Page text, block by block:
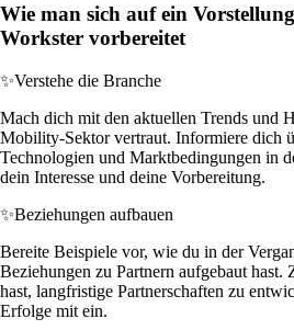
Wie man sich auf ein
Workster vorbereitet
✨Verstehe die Branche
Mach dich mit den aktuellen Trends und
Mobility-Sektor vertraut. Informiere dich
Technologien und Marktbedingungen in
dein Interesse und deine Vorbereitung.
✨Beziehungen aufbauen
Bereite Beispiele vor, wie du in der
Beziehungen zu Partnern aufgebaut hast.
hast, langfristige Partnerschaften zu
Erfolge mit ein.